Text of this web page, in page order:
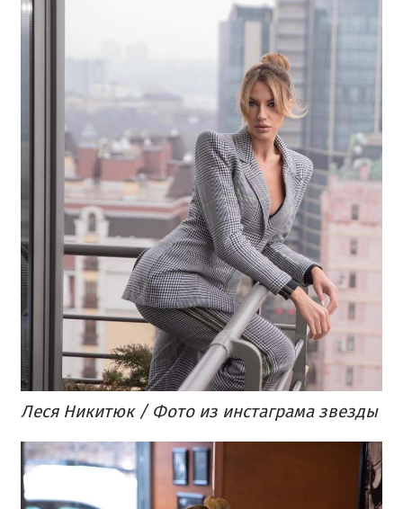
Леся Никитюк / Фото из инстаграма звезды